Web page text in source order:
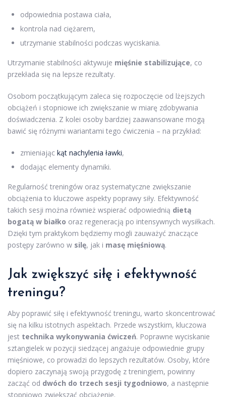
odpowiednia postawa ciała,
kontrola nad ciężarem,
utrzymanie stabilności podczas wyciskania.
Utrzymanie stabilności aktywuje mięśnie stabilizujące, co
przekłada się na lepsze rezultaty.
Osobom początkującym zaleca się rozpoczęcie od lżejszych
obciążeń i stopniowe ich zwiększanie w miarę zdobywania
doświadczenia. Z kolei osoby bardziej zaawansowane mogą
bawić się różnymi wariantami tego ćwiczenia – na przykład:
zmieniając kąt nachylenia ławki,
dodając elementy dynamiki.
Regularność treningów oraz systematyczne zwiększanie
obciążenia to kluczowe aspekty poprawy siły. Efektywność
takich sesji można również wspierać odpowiednią dietą
bogatą w białko oraz regeneracją po intensywnych wysiłkach.
Dzięki tym praktykom będziemy mogli zauważyć znaczące
postępy zarówno w silę, jak i masę mięśniową.
Jak zwiększyć siłę i efektywność
treningu?
Aby poprawić siłę i efektywność treningu, warto skoncentrować
się na kilku istotnych aspektach. Przede wszystkim, kluczowa
jest technika wykonywania ćwiczeń. Poprawne wyciskanie
sztangielek w pozycji siedzącej angażuje odpowiednie grupy
mięśniowe, co prowadzi do lepszych rezultatów. Osoby, które
dopiero zaczynają swoją przygodę z treningiem, powinny
zacząć od dwóch do trzech sesji tygodniowo, a następnie
stopniowo zwiększać obciążenie.